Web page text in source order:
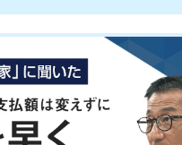
アコムとレイクどっち
の？ カードローンの選
底解説！
プロミスの返済方法を